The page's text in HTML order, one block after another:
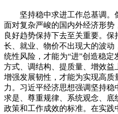
坚持稳中求进工作总基调。
面对复杂严峻的国内外经济形
良好趋势保持下去至关重要。
长、就业、物价不出现大的波
统性风险，才能为“进”创造稳
方式、调结构、提质量、增效益
增强发展韧性，才能为实现高
力。习近平经济思想强调坚持
求是、尊重规律、系统观念、
政策和工作成效的标准。在实